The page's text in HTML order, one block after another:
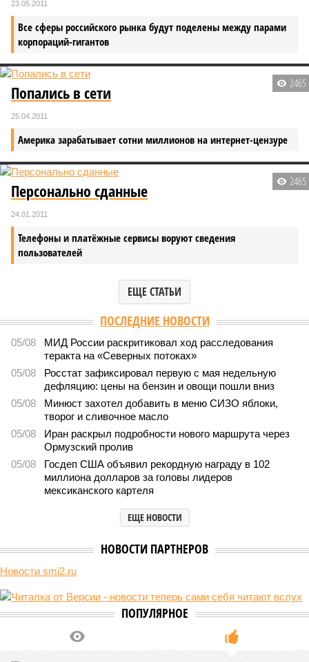
23.05.2011
Все сферы российского рынка будут поделены между парами
корпораций-гигантов
2465
Попались в сети
25.04.2011
Америка зарабатывает сотни миллионов на интернет-цензуре
2465
Персонально сданные
24.01.2011
Телефоны и платёжные сервисы воруют сведения
пользователей
ЕЩЕ СТАТЬИ
ПОСЛЕДНИЕ НОВОСТИ
05/08
МИД России раскритиковал ход расследования
теракта на «Северных потоках»
05/08
Росстат зафиксировал первую с мая недельную
дефляцию: цены на бензин и овощи пошли вниз
05/08
Минюст захотел добавить в меню СИЗО яблоки,
творог и сливочное масло
05/08
Иран раскрыл подробности нового маршрута через
Ормузский пролив
05/08
Госдеп США объявил рекордную награду в 102
миллиона долларов за головы лидеров
мексиканского картеля
ЕЩЕ НОВОСТИ
НОВОСТИ ПАРТНЕРОВ
Новости smi2.ru
ПОПУЛЯРНОЕ